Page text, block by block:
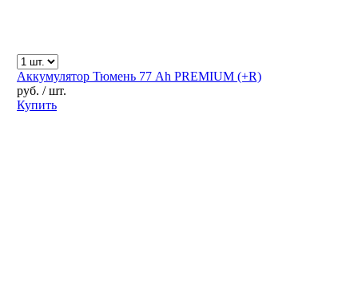
Аккумулятор Тюмень 77 Ah PREMIUM (+R)
руб. / шт.
Купить